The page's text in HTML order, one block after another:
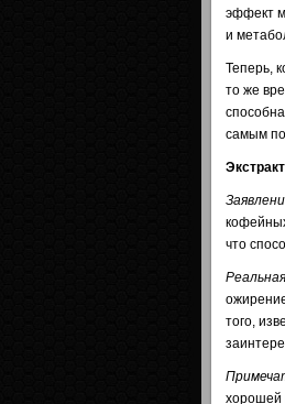
эффект
и
Теперь,
то же
самым
что
того,
хорошей